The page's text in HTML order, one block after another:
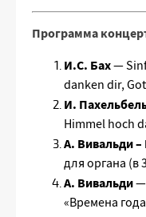
Программа
И.С. Бах—
danken dir,
И.
Himmel hoch
А. Вивальди
для органа (в
А. Вивальди—
«Времена